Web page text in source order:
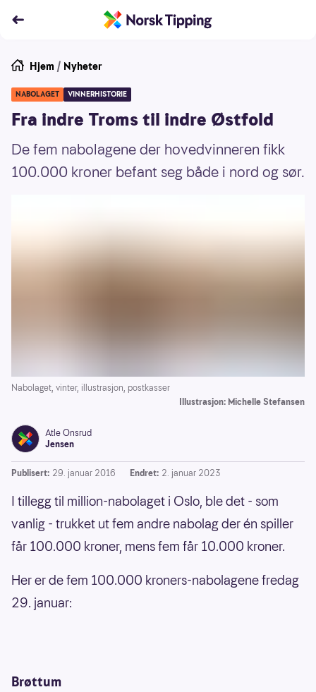
Hjem / Nyheter
NABOLAGET VINNERHISTORIE
Fra indre Troms til indre Østfold
De fem nabolagene der hovedvinneren fikk
100.000 kroner befant seg både i nord og sør.
Nabolaget, vinter, illustrasjon, postkasser
Illustrasjon: Michelle Stefansen
Atle Onsrud
Jensen
Publisert: 29. januar 2016 Endret: 2. januar 2023
I tillegg til million-nabolaget i Oslo, ble det - som
vanlig - trukket ut fem andre nabolag der én spiller
får 100.000 kroner, mens fem får 10.000 kroner.
Her er de fem 100.000 kroners-nabolagene fredag
29. januar:
Brøttum